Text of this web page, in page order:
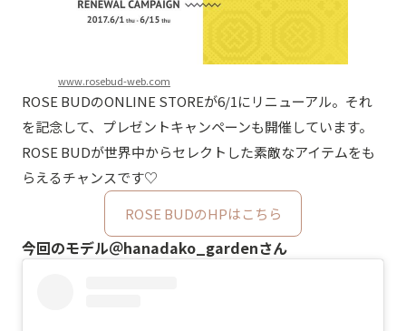
www.rosebud-web.com
ROSE BUDのONLINE STOREが6/1にリニューアル。それ
を記念して、プレゼントキャンペーンも開催しています。
ROSE BUDが世界中からセレクトした素敵なアイテムをも
らえるチャンスです♡
ROSE BUDのHPはこちら
今回のモデル＠hanadako_gardenさん